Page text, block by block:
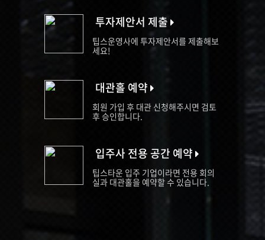
투자제안서 제출
팁스운영사에 투자제안서를 제출해보
세요!
대관홀 예약
회원 가입 후 대관 신청해주시면 검토
후 승인합니다.
입주사 전용 공간 예약
팁스타운 입주 기업이라면 전용 회의
실과 대관홀을 예약할 수 있습니다.